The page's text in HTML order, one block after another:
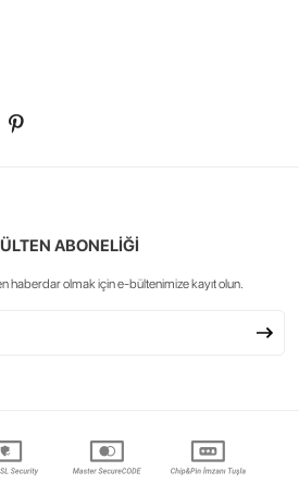
ABONELİĞİ
haberdar olmak için e-bültenimize kayıt olun.